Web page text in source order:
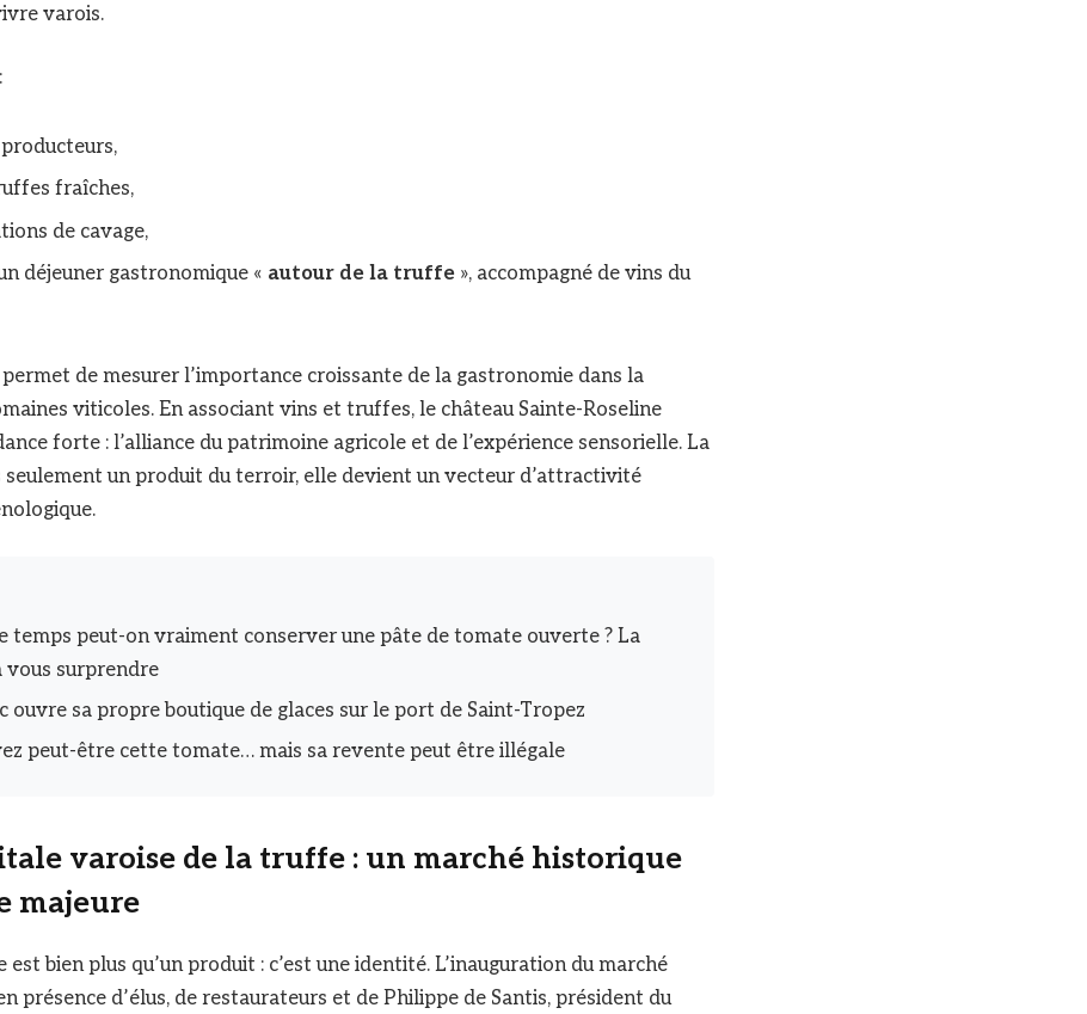
varois.
fraîches,
de cavage,
déjeuner gastronomique « autour de la truffe », accompagné de vins du
de mesurer l’importance croissante de la gastronomie dans la
viticoles. En associant vins et truffes, le château Sainte-Roseline
forte : l’alliance du patrimoine agricole et de l’expérience sensorielle. La
seulement un produit du terroir, elle devient un vecteur d’attractivité
temps peut-on vraiment conserver une pâte de tomate ouverte ? La
vous surprendre
ouvre sa propre boutique de glaces sur le port de Saint-Tropez
peut-être cette tomate… mais sa revente peut être illégale
varoise de la truffe : un marché historique
majeure
bien plus qu’un produit : c’est une identité. L’inauguration du marché
présence d’élus, de restaurateurs et de Philippe de Santis, président du